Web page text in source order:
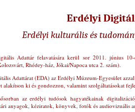
Erdélyi
Erdélyi kulturális és
Adattár felavatására kerül sor 2011. június
Rhédey-ház, Jókai/Napoca utca 2. szám).
Adattárat (EDA) az Erdélyi Múzeum-Egyesület
ki és gondozzon, valamint szolgáltatásokat
az erdélyi tudósok hagyatékainak
anyagok, kéziratok, könyvek, fotók és audiovizuális